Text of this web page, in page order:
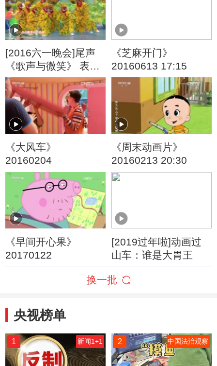
[2016六一晚会]尾声
《歌声与微笑》 表
演：银河少儿电视艺
术团等
《芝麻开门》
20160613 17:15
《大风车》
20160204
《周末动画片》
20160213 20:30
《早间开心果》
20170122
[2019过年啦]动画过
山车：谁是大胃王
换一批
央视榜单
1 新闻1+1 2 中国法治观察